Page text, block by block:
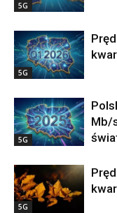
5G
5G
5G
Mb/
5G